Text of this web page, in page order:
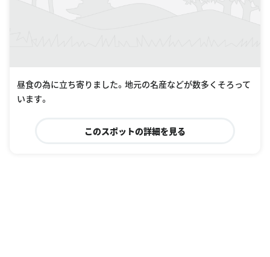
昼食の為に立ち寄りました。地元の名産などが数多くそろって
います。
このスポットの詳細を見る